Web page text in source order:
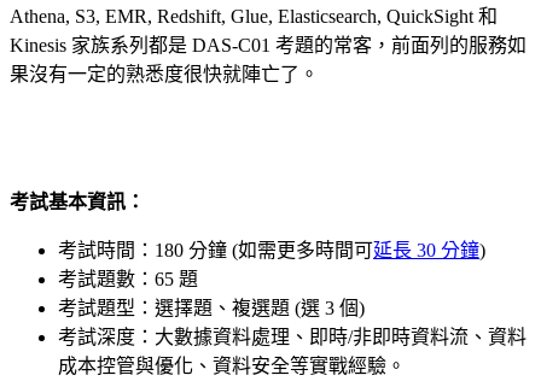
Athena, S3, EMR, Redshift, Glue, Elasticsearch, QuickSight 和
Kinesis 家族系列都是 DAS-C01 考題的常客，前面列的服務如
果沒有一定的熟悉度很快就陣亡了。
考試基本資訊：
考試時間：180 分鐘 (如需更多時間可延長 30 分鐘)
考試題數：65 題
考試題型：選擇題、複選題 (選 3 個)
考試深度：大數據資料處理、即時/非即時資料流、資料
成本控管與優化、資料安全等實戰經驗。